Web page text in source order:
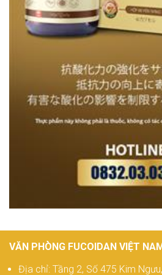
VĂN PHÒNG FUCOIDAN VIỆT
Địa chỉ: Tầng 2, Số 475 Kim